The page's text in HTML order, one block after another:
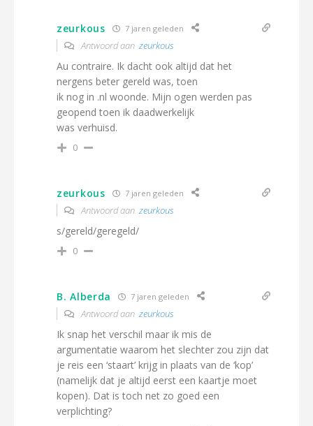
zeurkous 7 jaren geleden
Antwoord aan zeurkous
Au contraire. Ik dacht ook altijd dat het
nergens beter gereld was, toen
ik nog in .nl woonde. Mijn ogen werden pas
geopend toen ik daadwerkelijk
was verhuisd.
0
zeurkous 7 jaren geleden
Antwoord aan zeurkous
s/gereld/geregeld/
0
B. Alberda 7 jaren geleden
Antwoord aan zeurkous
Ik snap het verschil maar ik mis de
argumentatie waarom het slechter zou zijn dat
je reis een ‘staart’ krijg in plaats van de ‘kop’
(namelijk dat je altijd eerst een kaartje moet
kopen). Dat is toch net zo goed een
verplichting?